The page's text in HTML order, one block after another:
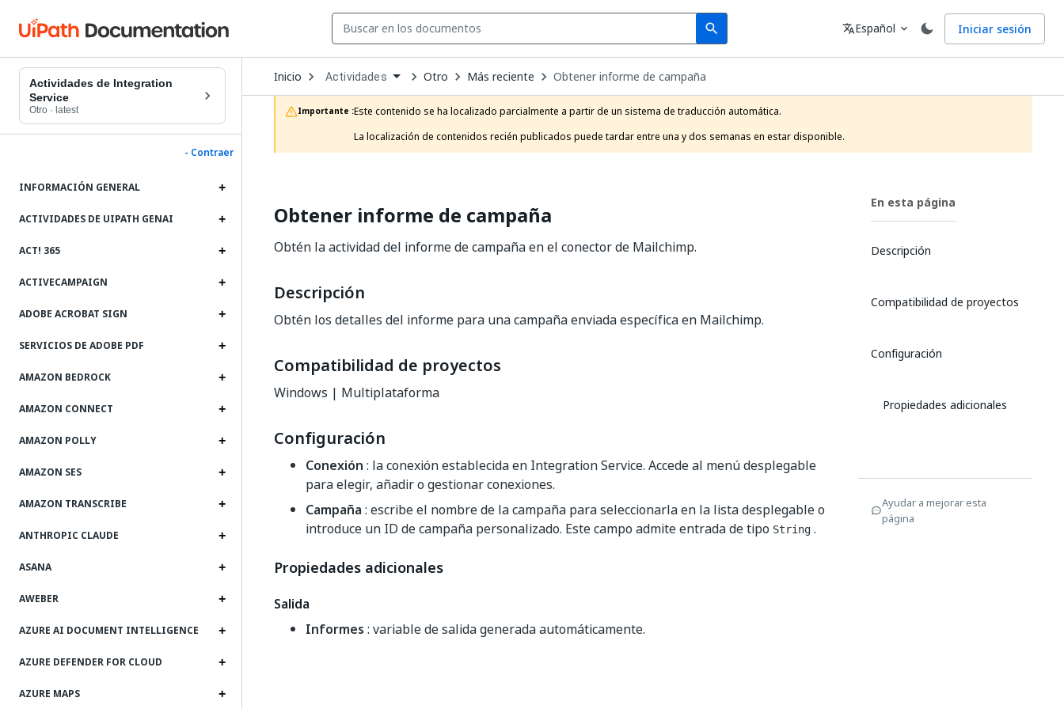
search
Search Idioma
translateEspañol expand_more Iniciar sesión
Actividades de Integration
Service
Otro · latest
- Contraer
INFORMACIÓN GENERAL
ACTIVIDADES DE UIPATH GENAI
ACT! 365
ACTIVECAMPAIGN
ADOBE ACROBAT SIGN
SERVICIOS DE ADOBE PDF
AMAZON BEDROCK
AMAZON CONNECT
AMAZON POLLY
AMAZON SES
AMAZON TRANSCRIBE
ANTHROPIC CLAUDE
ASANA
AWEBER
AZURE AI DOCUMENT INTELLIGENCE
AZURE DEFENDER FOR CLOUD
AZURE MAPS
Inicio Open
Dropdown
to
choose
product
Actividades Otro Más reciente Obtener informe de campaña
Importante :Este contenido se ha localizado parcialmente a partir de un sistema de traducción automática.
La localización de contenidos recién publicados puede tardar entre una y dos semanas en estar disponible.
Obtener informe de campaña
Obtén la actividad del informe de campaña en el conector de Mailchimp.
Descripción
Obtén los detalles del informe para una campaña enviada específica en Mailchimp.
Compatibilidad de proyectos
Windows | Multiplataforma
Configuración
Conexión : la conexión establecida en Integration Service. Accede al menú desplegable
para elegir, añadir o gestionar conexiones.
Campaña : escribe el nombre de la campaña para seleccionarla en la lista desplegable o
introduce un ID de campaña personalizado. Este campo admite entrada de tipo String .
Propiedades adicionales
Salida
Informes : variable de salida generada automáticamente.
En esta página
Descripción
Compatibilidad de proyectos
Configuración
Propiedades adicionales
Ayudar a mejorar esta
página